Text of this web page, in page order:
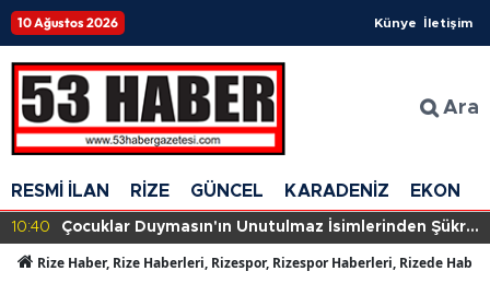
10 Ağustos 2026 Künye İletişim
Ara
RESMİ İLAN RİZE GÜNCEL KARADENİZ
İsimlerinden Şükrü
10:40
Önemli Gelişme: Bakan
Rize Haber, Rize Haberleri, Rizespor, Rizespor Haberleri, Rizede